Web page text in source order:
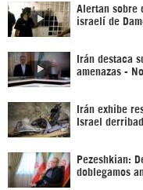
Alertan sobre
israelí de
Irán destaca
amenazas -
Irán exhibe
Israel
Pezeshkian:
doblegamos